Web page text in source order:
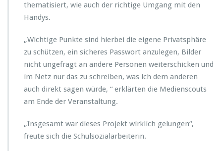
e
V
i
e
r
k
s
thematisiert, wie auch der richtige Umgang mit den
Handys.
„Wichtige Punkte sind hierbei die eigene Privatsphäre
zu schützen, ein sicheres Passwort anzulegen, Bilder
nicht ungefragt an andere Personen weiterschicken und
im Netz nur das zu schreiben, was ich dem anderen
auch direkt sagen würde, “ erklärten die Medienscouts
am Ende der Veranstaltung.
„Insgesamt war dieses Projekt wirklich gelungen“,
freute sich die Schulsozialarbeiterin.